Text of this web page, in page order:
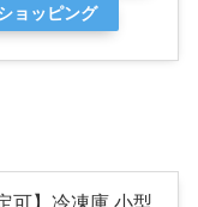
ョッピング
可】冷凍庫 小型